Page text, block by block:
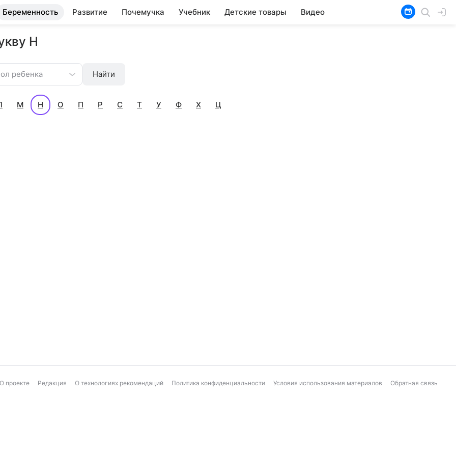
Беременность Развитие Почемучка Учебник Детские товары Видео
Н
ребенка Найти
М Н О П Р С Т У Ф Х Ц
О проекте Редакция О технологиях рекомендаций Политика конфиденциальности Условия использования материалов Обратная связь